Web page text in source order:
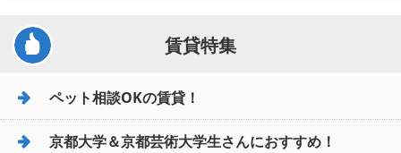
賃貸特集
ペット相談OKの賃貸！
京都大学＆京都芸術大学生さんにおすすめ！